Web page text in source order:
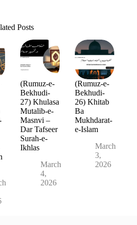
Posts
(Rumuz-e-
Bekhudi-
27) Khulasa
Mutalib-e-
Masnvi –
Dar Tafseer
Surah-e-
Ikhlas
March
4,
2026
(Rumuz-e-
Bekhudi-
26) Khitab
Ba
Mukhdarat-
e-Islam
March
3,
2026